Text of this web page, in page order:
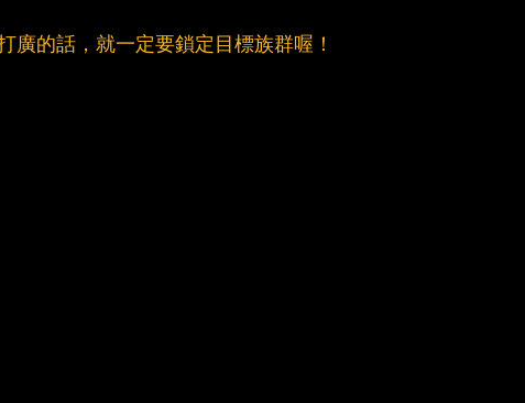
廣的話，就一定要鎖定目標族群喔！